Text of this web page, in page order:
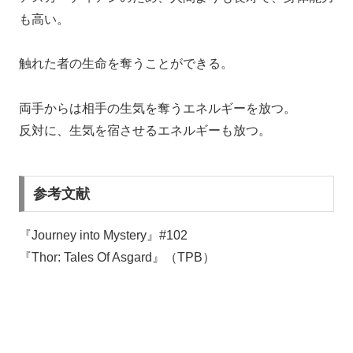
も高い。
触れた者の生命を奪うことができる。
両手からは相手の生気を奪うエネルギーを放つ。
反対に、生気を宿させるエネルギーも放つ。
参考文献
『Journey into Mystery』#102
『Thor: Tales Of Asgard』（TPB）